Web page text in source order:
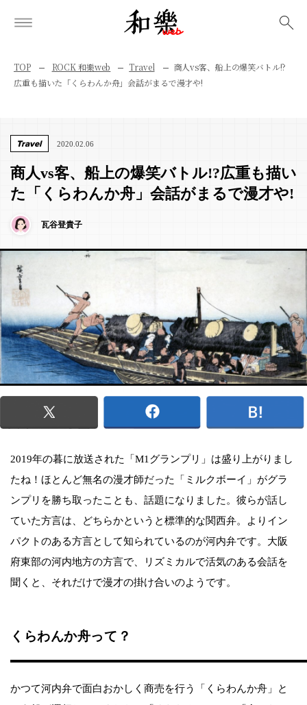
TOP ROCK 和樂web Travel
商人vs客、船上の爆笑バトル!?
広重も描いた「くらわんか舟」会話がまるで漫才や!
Travel 2020.02.06
商人vs客、船上の爆笑バトル!?広重も描い
た「くらわんか舟」会話がまるで漫才や!
瓦谷登貴子
2019年の暮に放送された「M1グランプリ」は盛り上がりまし
たね！ほとんど無名の漫才師だった「ミルクボーイ」がグラ
ンプリを勝ち取ったことも、話題になりました。彼らが話し
ていた方言は、どちらかというと標準的な関西弁。よりイン
パクトのある方言として知られているのが河内弁です。大阪
府東部の河内地方の方言で、リズミカルで活気のある会話を
聞くと、それだけで漫才の掛け合いのようです。
くらわんか舟って？
かつて河内弁で面白おかしく商売を行う「くらわんか舟」と